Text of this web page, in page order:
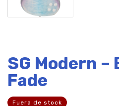
SG Modern
Fade
Fuera de stock